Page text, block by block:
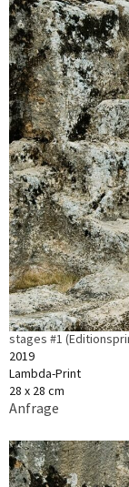
stages #1
2019
Lambda-Print
28 x 28 cm
Anfrage